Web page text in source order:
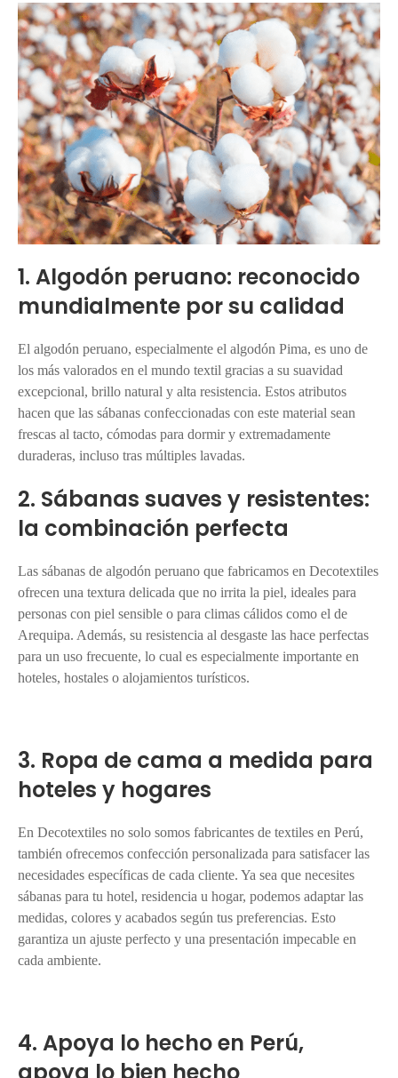
1. Algodón peruano: reconocido
mundialmente por su calidad
El algodón peruano, especialmente el algodón Pima, es uno de
los más valorados en el mundo textil gracias a su suavidad
excepcional, brillo natural y alta resistencia. Estos atributos
hacen que las sábanas confeccionadas con este material sean
frescas al tacto, cómodas para dormir y extremadamente
duraderas, incluso tras múltiples lavadas.
2. Sábanas suaves y resistentes:
la combinación perfecta
Las sábanas de algodón peruano que fabricamos en Decotextiles
ofrecen una textura delicada que no irrita la piel, ideales para
personas con piel sensible o para climas cálidos como el de
Arequipa. Además, su resistencia al desgaste las hace perfectas
para un uso frecuente, lo cual es especialmente importante en
hoteles, hostales o alojamientos turísticos.
3. Ropa de cama a medida para
hoteles y hogares
En Decotextiles no solo somos fabricantes de textiles en Perú,
también ofrecemos confección personalizada para satisfacer las
necesidades específicas de cada cliente. Ya sea que necesites
sábanas para tu hotel, residencia u hogar, podemos adaptar las
medidas, colores y acabados según tus preferencias. Esto
garantiza un ajuste perfecto y una presentación impecable en
cada ambiente.
4. Apoya lo hecho en Perú,
apoya lo bien hecho